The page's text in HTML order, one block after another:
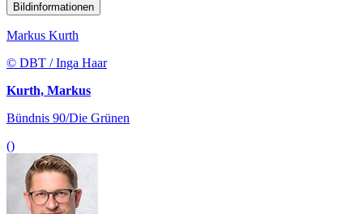
Bildinformationen
Markus Kurth
© DBT / Inga Haar
Kurth, Markus
Bündnis 90/Die Grünen
()